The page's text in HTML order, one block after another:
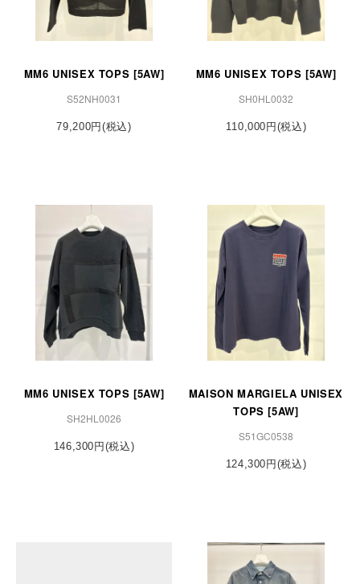
MM6 UNISEX TOPS [5AW]
S52NH0031
79,200円(税込)
MM6 UNISEX TOPS [5AW]
SH0HL0032
110,000円(税込)
MM6 UNISEX TOPS [5AW]
SH2HL0026
146,300円(税込)
MAISON MARGIELA UNISEX
TOPS [5AW]
S51GC0538
124,300円(税込)